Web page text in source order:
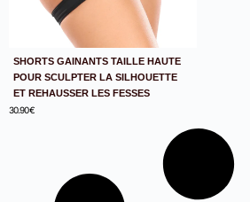
SHORTS GAINANTS TAILLE HAUTE
POUR SCULPTER LA SILHOUETTE
ET REHAUSSER LES FESSES
30.90€